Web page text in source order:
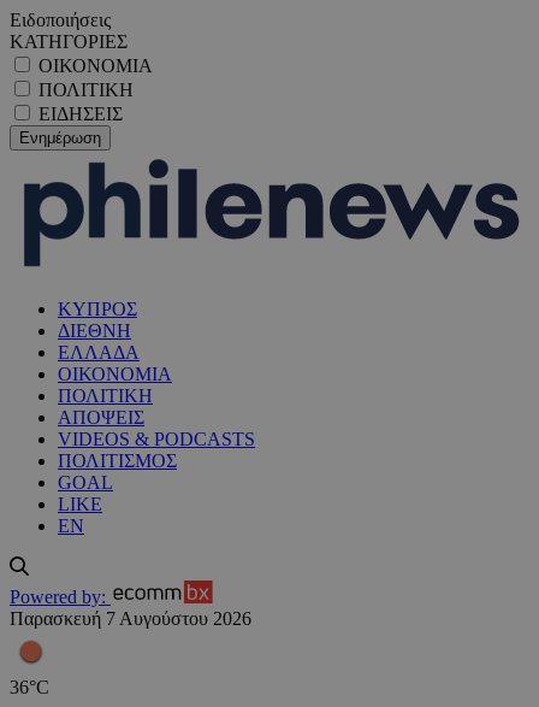
Ειδοποιήσεις
ΚΑΤΗΓΟΡΙΕΣ
ΟΙΚΟΝΟΜΙΑ
ΠΟΛΙΤΙΚΗ
ΕΙΔΗΣΕΙΣ
ΚΥΠΡΟΣ
ΔΙΕΘΝΗ
ΕΛΛΑΔΑ
ΟΙΚΟΝΟΜΙΑ
ΠΟΛΙΤΙΚΗ
ΑΠΟΨΕΙΣ
VIDEOS & PODCASTS
ΠΟΛΙΤΙΣΜΟΣ
GOAL
LIKE
EN
Powered by:
Παρασκευή 7 Αυγούστου 2026
36°C